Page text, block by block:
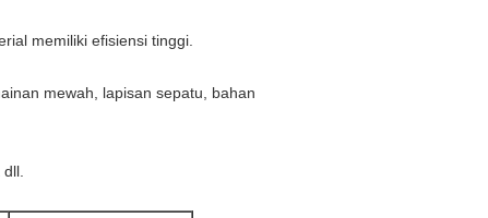
memiliki efisiensi tinggi.
mewah, lapisan sepatu, bahan